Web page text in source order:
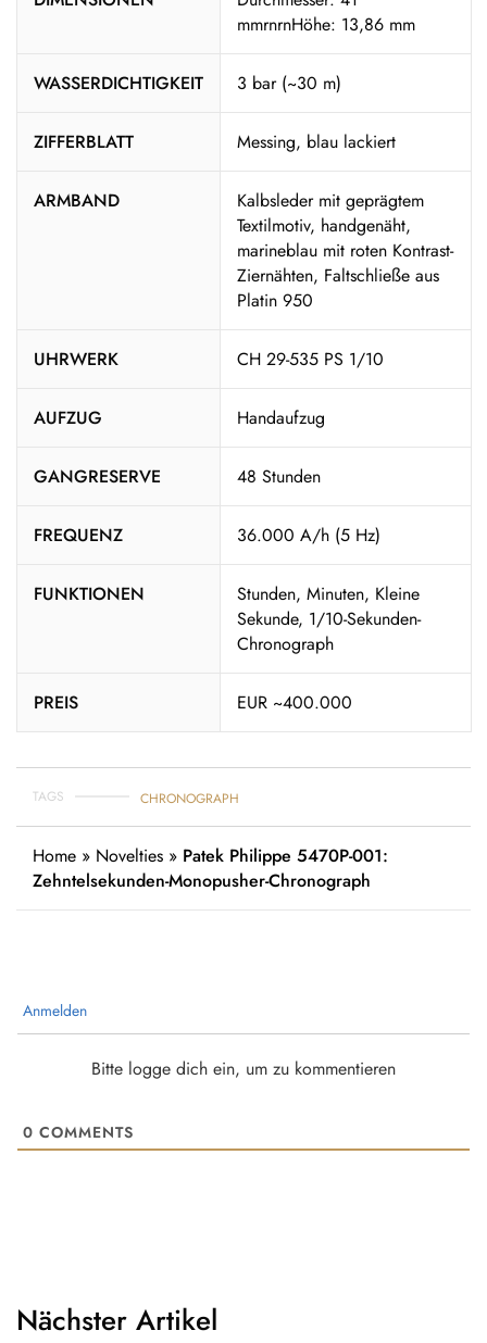
mmrnrnHöhe: 13,86 mm
WASSERDICHTIGKEIT 3 bar (~30 m)
ZIFFERBLATT Messing, blau lackiert
ARMBAND
Kalbsleder mit geprägtem
Textilmotiv, handgenäht,
marineblau mit roten Kontrast-
Ziernähten, Faltschließe aus
Platin 950
UHRWERK CH 29-535 PS 1/10
AUFZUG Handaufzug
GANGRESERVE 48 Stunden
FREQUENZ 36.000 A/h (5 Hz)
FUNKTIONEN
Stunden, Minuten, Kleine
Sekunde, 1/10-Sekunden-
Chronograph
PREIS EUR ~400.000
TAGS CHRONOGRAPH
Home » Novelties » Patek Philippe 5470P-001:
Zehntelsekunden-Monopusher-Chronograph
Anmelden
Bitte logge dich ein, um zu kommentieren
0 COMMENTS
Nächster Artikel